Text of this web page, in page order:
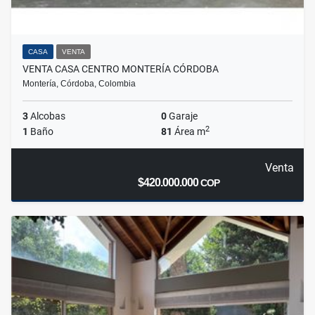
CASA VENTA
VENTA CASA CENTRO MONTERÍA CÓRDOBA
Montería, Córdoba, Colombia
3Alcobas 0Garaje
1 Baño 81 Área m2
Venta
$420.000.000COP